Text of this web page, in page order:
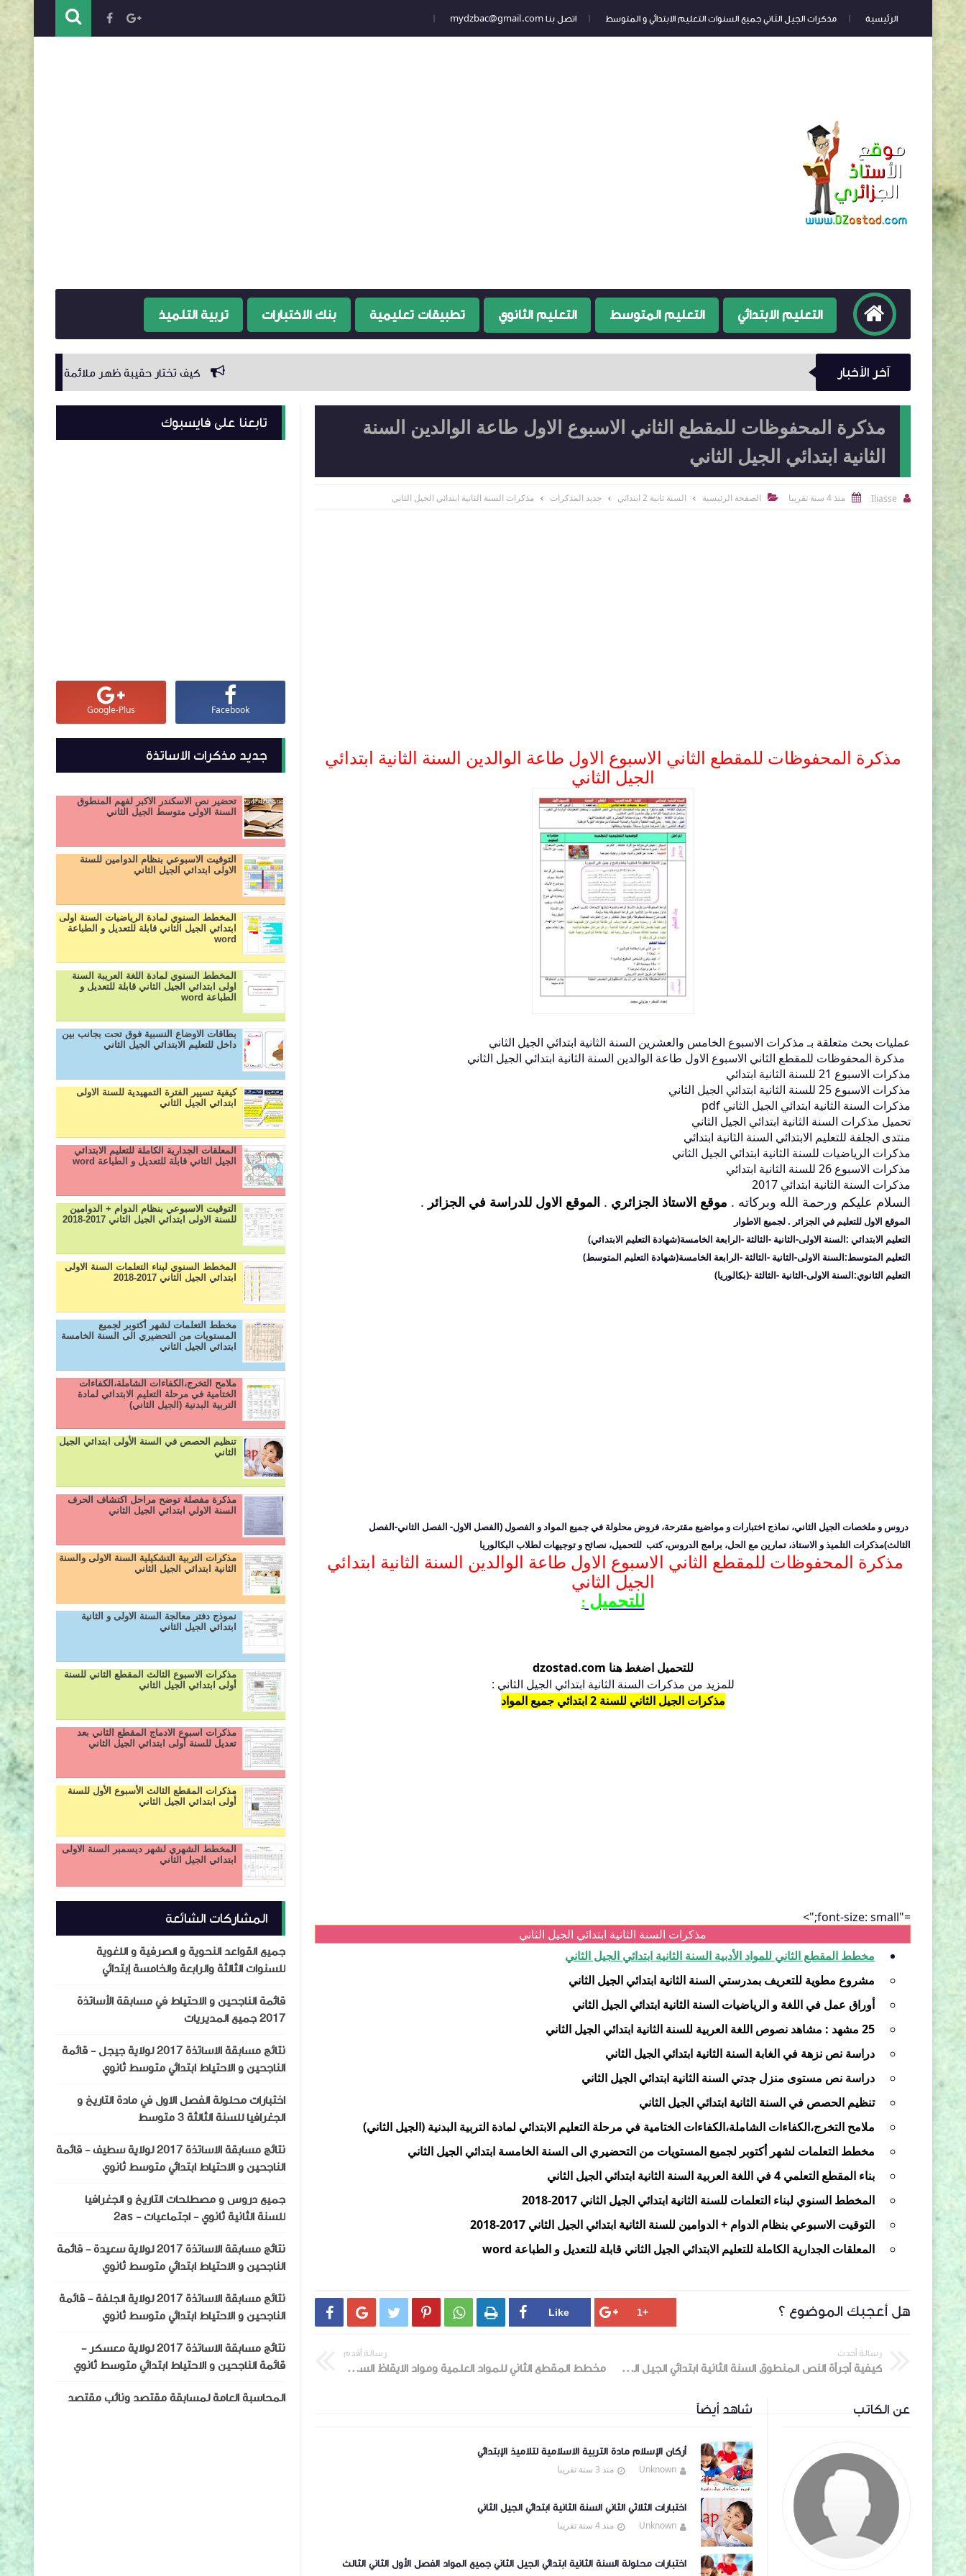
الرئيسية مذكرات الجيل الثاني جميع السنوات التعليم الابتدائي و المتوسط
اتصل بنا mydzbac@gmail.com
صفحة الخصوصية
التعليم الابتدائي التعليم المتوسط التعليم الثانوي تطبيقات تعليمية بنك الاختبارات تربية التلميذ
آخر الأخبار كيف تختار حقيبة ظهر ملائمة لابنائك كيف اكون
مذكرة المحفوظات للمقطع الثاني الاسبوع الاول طاعة الوالدين السنة
الثانية ابتدائي الجيل الثاني

Iliasse
 منذ 4 سنة تقريبا  الصفحة الرئيسية السنة ثانية 2 ابتدائي جديد المذكرات مذكرات السنة الثانية ابتدائي الجيل الثاني
مذكرة المحفوظات للمقطع الثاني الاسبوع الاول طاعة الوالدين السنة الثانية ابتدائي
الجيل الثاني
عمليات بحث متعلقة بـ مذكرات الاسبوع الخامس والعشرين السنة الثانية ابتدائي الجيل الثاني
مذكرة المحفوظات للمقطع الثاني الاسبوع الاول طاعة الوالدين السنة الثانية ابتدائي الجيل الثاني
مذكرات الاسبوع 21 للسنة الثانية ابتدائي
مذكرات الاسبوع 25 للسنة الثانية ابتدائي الجيل الثاني
مذكرات السنة الثانية ابتدائي الجيل الثاني pdf
تحميل مذكرات السنة الثانية ابتدائي الجيل الثاني
منتدى الجلفة للتعليم الابتدائي السنة الثانية ابتدائي
مذكرات الرياضيات للسنة الثانية ابتدائي الجيل الثاني
مذكرات الاسبوع 26 للسنة الثانية ابتدائي
مذكرات السنة الثانية ابتدائي 2017
السلام عليكم ورحمة الله وبركاته . موقع الاستاذ الجزائري . الموقع الاول للدراسة في الجزائر .
الموقع الاول للتعليم في الجزائر . لجميع الاطوار
التعليم الابتدائي :السنة الاولى-الثانية -الثالثة -الرابعة الخامسة(شهادة التعليم الابتدائي)
التعليم المتوسط:السنة الاولى-الثانية -الثالثة -الرابعة الخامسة(شهادة التعليم المتوسط)
التعليم الثانوي:السنة الاولى-الثانية -الثالثة -(بكالوريا)
دروس و ملخصات الجيل الثاني، نماذج اختبارات و مواضيع مقترحة، فروض محلولة في جميع المواد و الفصول(الفصل الاول- الفصل الثاني-الفصل
الثالث)مذكرات التلميذ و الاستاذ، تمارين مع الحل، برامج الدروس، كتب للتحميل، نصائح و توجيهات لطلاب البكالوريا
الجيل الثاني
للتحميل :
للتحميل اضغط هنا dzostad.com
للمزيد من مذكرات السنة الثانية ابتدائي الجيل الثاني :
مذكرات الجيل الثاني للسنة 2 ابتدائي جميع المواد
="font-size: small;">
مذكرات السنة الثانية ابتدائي الجيل الثاني
مخطط المقطع الثاني للمواد الأدبية السنة الثانية ابتدائي الجيل الثاني
مشروع مطوية للتعريف بمدرستي السنة الثانية ابتدائي الجيل الثاني
أوراق عمل في اللغة و الرياضيات السنة الثانية ابتدائي الجيل الثاني
25 مشهد : مشاهد نصوص اللغة العربية للسنة الثانية ابتدائي الجيل الثاني
دراسة نص نزهة في الغابة السنة الثانية ابتدائي الجيل الثاني
دراسة نص مستوى منزل جدتي السنة الثانية ابتدائي الجيل الثاني
تنظيم الحصص في السنة الثانية ابتدائي الجيل الثاني
ملامح التخرج،الكفاءات الشاملة،الكفاءات الختامية في مرحلة التعليم الابتدائي لمادة التربية البدنية (الجيل الثاني)
مخطط التعلمات لشهر أكتوبر لجميع المستويات من التحضيري الى السنة الخامسة ابتدائي الجيل الثاني
بناء المقطع التعلمي 4 في اللغة العربية السنة الثانية ابتدائي الجيل الثاني
المخطط السنوي لبناء التعلمات للسنة الثانية ابتدائي الجيل الثاني 2017-2018
التوقيت الاسبوعي بنظام الدوام + الدوامين للسنة الثانية ابتدائي الجيل الثاني 2017-2018
المعلقات الجدارية الكاملة للتعليم الابتدائي الجيل الثاني قابلة للتعديل و الطباعة word
هل أعجبك الموضوع ؟      
رسالة أحدث
كيفية أجرأة النص المنطوق السنة الثانية ابتدائي الجيل الثاني
رسالة أقدم
مخطط المقطع الثاني للمواد العلمية ومواد الايقاظ السنة الثانية ابتدائي الجيل الثاني
عن الكاتب شاهد أيضاً
أركان الإسلام مادة التربية الاسلامية لتلاميذ الإبتدائي
Unknown منذ 3 سنة تقريبا
اختبارات الثلاثي الثاني السنة الثانية ابتدائي الجيل الثاني
Unknown منذ 4 سنة تقريبا
اختبارات محلولة السنة الثانية ابتدائي الجيل الثاني جميع المواد الفصل الأول الثاني الثالث
تابعنا على فايسبوك
Facebook
Google-Plus
جديد مذكرات الاساتذة
تحضير نص الاسكندر الاكبر لفهم المنطوق
السنة الاولى متوسط الجيل الثاني
التوقيت الاسبوعي بنظام الدوامين للسنة
الاولى ابتدائي الجيل الثاني
المخطط السنوي لمادة الرياضيات السنة اولى
ابتدائي الجيل الثاني قابلة للتعديل و الطباعة
word
المخطط السنوي لمادة اللغة العريبة السنة
اولى ابتدائي الجيل الثاني قابلة للتعديل و
الطباعة word
بطاقات الاوضاع النسبية فوق تحت بجانب بين
داخل للتعليم الابتدائي الجيل الثاني
كيفية تسيير الفترة التمهيدية للسنة الاولى
ابتدائي الجيل الثاني
المعلقات الجدارية الكاملة للتعليم الابتدائي
الجيل الثاني قابلة للتعديل و الطباعة word
التوقيت الاسبوعي بنظام الدوام + الدوامين
للسنة الاولى ابتدائي الجيل الثاني 2017-2018
المخطط السنوي لبناء التعلمات السنة الاولى
ابتدائي الجيل الثاني 2017-2018
مخطط التعلمات لشهر أكتوبر لجميع
المستويات من التحضيري الى السنة الخامسة
ابتدائي الجيل الثاني
ملامح التخرج،الكفاءات الشاملة،الكفاءات
الختامية في مرحلة التعليم الابتدائي لمادة
التربية البدنية (الجيل الثاني)
تنظيم الحصص في السنة الأولى ابتدائي الجيل
الثاني
مذكرة مفصلة توضح مراحل اكتشاف الحرف
السنة الاولي ابتدائي الجيل الثاني
مذكرات التربية التشكيلية السنة الاولى والسنة
الثانية ابتدائي الجيل الثاني
نموذج دفتر معالجة السنة الاولى و الثانية
ابتدائي الجيل الثاني
مذكرات الاسبوع الثالث المقطع الثاني للسنة
أولى ابتدائي الجيل الثاني
مذكرات اسبوع الادماج المقطع الثاني بعد
تعديل للسنة أولى ابتدائي الجيل الثاني
مذكرات المقطع الثالث الأسبوع الأول للسنة
أولى ابتدائي الجيل الثاني
المخطط الشهري لشهر ديسمبر السنة الاولى
ابتدائي الجيل الثاني
المشاركات الشائعة
جميع القواعد النحوية و الصرفية و اللغوية
للسنوات الثالثة والرابعة والخامسة إبتدائي
قائمة الناجحين و الاحتياط في مسابقة الأساتذة
2017 جميع المديريات
نتائج مسابقة الاساتذة 2017 لولاية جيجل - قائمة
الناجحين و الاحتياط ابتدائي متوسط ثانوي
اختبارات محلولة الفصل الاول في مادة التاريخ و
الجغرافيا للسنة الثالثة 3 متوسط
نتائج مسابقة الاساتذة 2017 لولاية سطيف - قائمة
الناجحين و الاحتياط ابتدائي متوسط ثانوي
جميع دروس و مصطلحات التاريخ و الجغرافيا
للسنة الثانية ثانوي - اجتماعيات - 2as
نتائج مسابقة الاساتذة 2017 لولاية سعيدة - قائمة
الناجحين و الاحتياط ابتدائي متوسط ثانوي
نتائج مسابقة الاساتذة 2017 لولاية الجلفة - قائمة
الناجحين و الاحتياط ابتدائي متوسط ثانوي
نتائج مسابقة الاساتذة 2017 لولاية معسكر -
قائمة الناجحين و الاحتياط ابتدائي متوسط ثانوي
المحاسبة العامة لمسابقة مقتصد ونائب مقتصد